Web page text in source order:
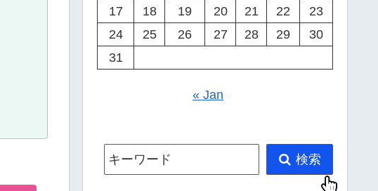
17
18 19 20 21 22
23
24
25 26 27 28 29
30
31
« Jan
キーワード 検索